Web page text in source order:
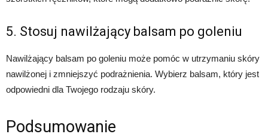
5. Stosuj nawilżający balsam po goleniu
Nawilżający balsam po goleniu może pomóc w utrzymaniu skóry
nawilżonej i zmniejszyć podrażnienia. Wybierz balsam, który jest
odpowiedni dla Twojego rodzaju skóry.
Podsumowanie